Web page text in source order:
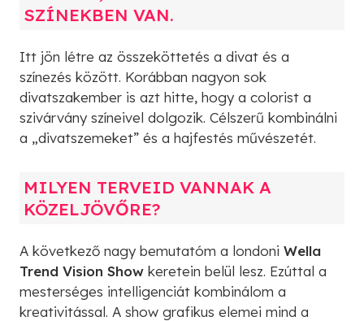
SZÍNEKBEN VAN.
Itt jön létre az összeköttetés a divat és a
színezés között. Korábban nagyon sok
divatszakember is azt hitte, hogy a colorist a
szivárvány színeivel dolgozik. Célszerű kombinálni
a „divatszemeket” és a hajfestés művészetét.
MILYEN TERVEID VANNAK A
KÖZELJÖVŐRE?
A következő nagy bemutatóm a londoni Wella
Trend Vision Show keretein belül lesz. Ezúttal a
mesterséges intelligenciát kombinálom a
kreativitással. A show grafikus elemei mind a